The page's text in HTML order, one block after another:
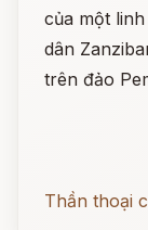
của một
dân
trên đảo
Thần thoại